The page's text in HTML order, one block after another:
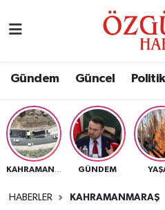
Gündem Güncel
GÜNDEM
HABERLER KAHRAMANMARAŞ
Eğitim
Ekonomi
Güncel
Nöbetçi Eczaneler
Namaz Vakitleri
Trafik Durumu
Süper Lig Puan Durumu